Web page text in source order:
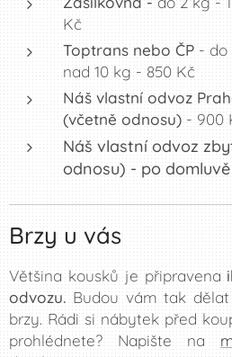
Kč
Toptrans nebo ČP- do
nad 10 kg - 850 Kč
Náš vlastní odvoz
(včetně odnosu)- 900
Náš vlastní odvoz
odnosu) - po domluvě
Brzy u vás
Většina kousků je připravena
odvozu.Budou vám tak
brzy. Rádi si nábytek před
prohlédnete? Napište na